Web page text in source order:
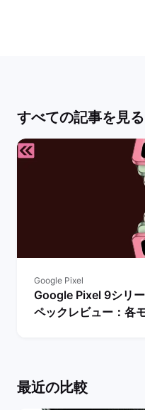
すべての記事を見る
Google Pixel
Google Pixel 9シリ
ペックレビュー：各
最近の比較